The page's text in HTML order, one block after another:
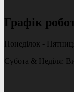
Графік
Понеділок -
Субота & Неділя: